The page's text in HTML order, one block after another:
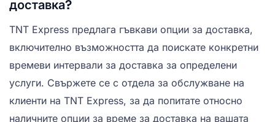
доставка?
TNT Express предлага гъвкави опции за доставка,
включително възможността да поискате конкретни
времеви интервали за доставка за определени
услуги. Свържете се с отдела за обслужване на
клиенти на TNT Express, за да попитате относно
наличните опции за време за доставка на вашата